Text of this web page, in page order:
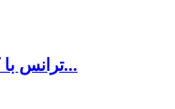
PCT-218T ترانس با کیفیت بالا...